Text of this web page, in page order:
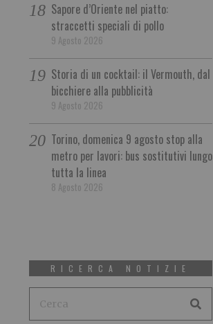
Sapore d’Oriente nel piatto:
straccetti speciali di pollo
9 Agosto 2026
Storia di un cocktail: il Vermouth, dal
bicchiere alla pubblicità
9 Agosto 2026
Torino, domenica 9 agosto stop alla
metro per lavori: bus sostitutivi lungo
tutta la linea
8 Agosto 2026
RICERCA NOTIZIE